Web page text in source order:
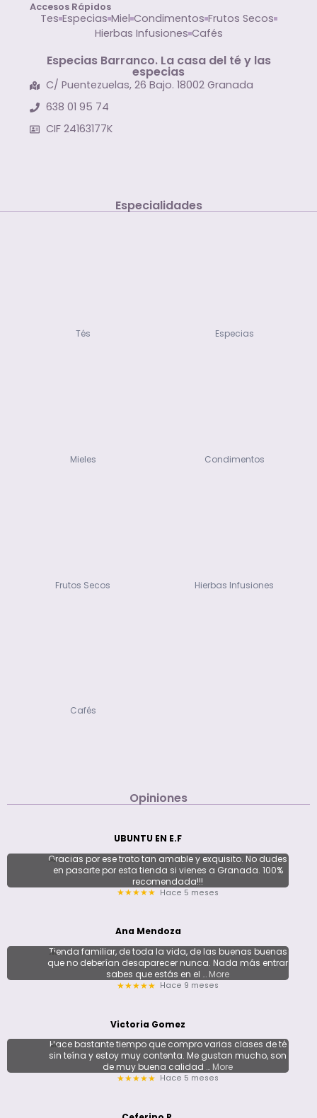
Accesos Rápidos
Tes Especias Miel Condimentos Frutos Secos
Hierbas Infusiones Cafés
Especias Barranco. La casa del té y las
especias
C/ Puentezuelas, 26 Bajo. 18002 Granada
638 01 95 74
CIF 24163177K
Especialidades
Tés Especias
Mieles Condimentos
Frutos Secos Hierbas Infusiones
Cafés
Opiniones
UBUNTU EN E.F
Gracias por ese trato tan amable y exquisito. No dudes
en pasarte por esta tienda si vienes a Granada. 100%
recomendada!!!
★★★★★ Hace 5 meses
Ana Mendoza
Tienda familiar, de toda la vida, de las buenas buenas
que no deberían desaparecer nunca. Nada más entrar
sabes que estás en el … More
★★★★★ Hace 9 meses
Victoria Gomez
Hace bastante tiempo que compro varias clases de té
sin teína y estoy muy contenta. Me gustan mucho, son
de muy buena calidad … More
★★★★★ Hace 5 meses